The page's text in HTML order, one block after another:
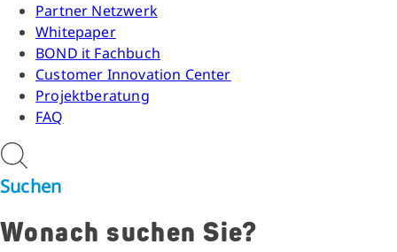
Partner Netzwerk
Whitepaper
BOND it Fachbuch
Customer Innovation Center
Projektberatung
FAQ
Suchen
Wonach suchen Sie?